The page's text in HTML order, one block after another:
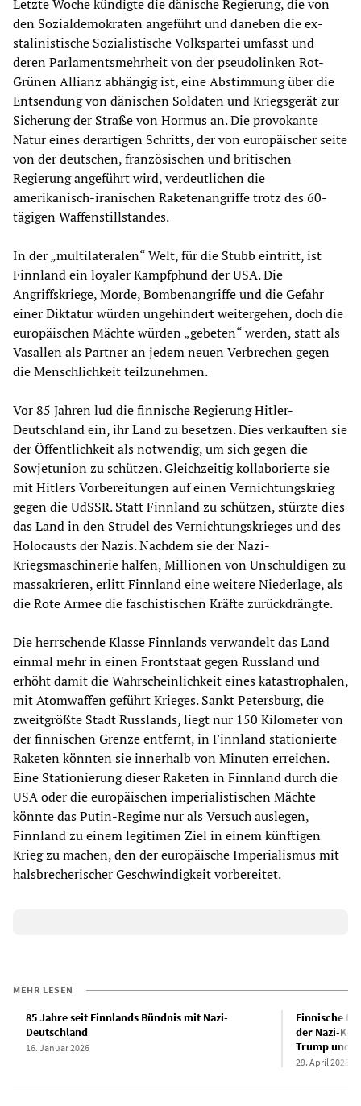
Letzte Woche kündigte die dänische Regierung, die von
den Sozialdemokraten angeführt und daneben die ex-
stalinistische Sozialistische Volkspartei umfasst und
deren Parlamentsmehrheit von der pseudolinken Rot-
Grünen Allianz abhängig ist, eine Abstimmung über die
Entsendung von dänischen Soldaten und Kriegsgerät zur
Sicherung der Straße von Hormus an. Die provokante
Natur eines derartigen Schritts, der von europäischer seite
von der deutschen, französischen und britischen
Regierung angeführt wird, verdeutlichen die
amerikanisch-iranischen Raketenangriffe trotz des 60-
tägigen Waffenstillstandes.
In der „multilateralen“ Welt, für die Stubb eintritt, ist
Finnland ein loyaler Kampfphund der USA. Die
Angriffskriege, Morde, Bombenangriffe und die Gefahr
einer Diktatur würden ungehindert weitergehen, doch die
europäischen Mächte würden „gebeten“ werden, statt als
Vasallen als Partner an jedem neuen Verbrechen gegen
die Menschlichkeit teilzunehmen.
Vor 85 Jahren lud die finnische Regierung Hitler-
Deutschland ein, ihr Land zu besetzen. Dies verkauften sie
der Öffentlichkeit als notwendig, um sich gegen die
Sowjetunion zu schützen. Gleichzeitig kollaborierte sie
mit Hitlers Vorbereitungen auf einen Vernichtungskrieg
gegen die UdSSR. Statt Finnland zu schützen, stürzte dies
das Land in den Strudel des Vernichtungskrieges und des
Holocausts der Nazis. Nachdem sie der Nazi-
Kriegsmaschinerie halfen, Millionen von Unschuldigen zu
massakrieren, erlitt Finnland eine weitere Niederlage, als
die Rote Armee die faschistischen Kräfte zurückdrängte.
Die herrschende Klasse Finnlands verwandelt das Land
einmal mehr in einen Frontstaat gegen Russland und
erhöht damit die Wahrscheinlichkeit eines katastrophalen,
mit Atomwaffen geführt Krieges. Sankt Petersburg, die
zweitgrößte Stadt Russlands, liegt nur 150 Kilometer von
der finnischen Grenze entfernt, in Finnland stationierte
Raketen könnten sie innerhalb von Minuten erreichen.
Eine Stationierung dieser Raketen in Finnland durch die
USA oder die europäischen imperialistischen Mächte
könnte das Putin-Regime nur als Versuch auslegen,
Finnland zu einem legitimen Ziel in einem künftigen
Krieg zu machen, den der europäische Imperialismus mit
halsbrecherischer Geschwindigkeit vorbereitet.
MEHR LESEN
85 Jahre seit Finnlands Bündnis mit Nazi-
Deutschland
16. Januar 2026
Finnische
der Nazi-
Trump und
29. April 2025